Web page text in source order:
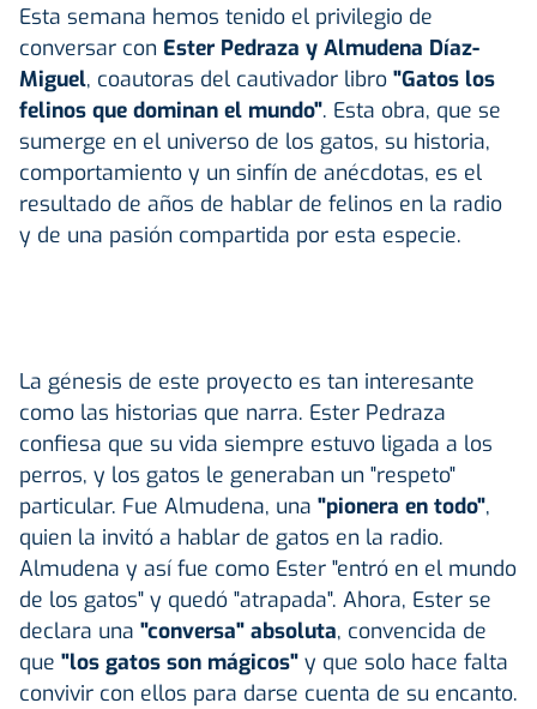
Esta semana hemos tenido el privilegio de
conversar con Ester Pedraza y Almudena Díaz-
Miguel, coautoras del cautivador libro "Gatos los
felinos que dominan el mundo". Esta obra, que se
sumerge en el universo de los gatos, su historia,
comportamiento y un sinfín de anécdotas, es el
resultado de años de hablar de felinos en la radio
y de una pasión compartida por esta especie.
La génesis de este proyecto es tan interesante
como las historias que narra. Ester Pedraza
confiesa que su vida siempre estuvo ligada a los
perros, y los gatos le generaban un "respeto"
particular. Fue Almudena, una "pionera en todo",
quien la invitó a hablar de gatos en la radio.
Almudena y así fue como Ester "entró en el mundo
de los gatos" y quedó "atrapada". Ahora, Ester se
declara una "conversa" absoluta, convencida de
que "los gatos son mágicos" y que solo hace falta
convivir con ellos para darse cuenta de su encanto.